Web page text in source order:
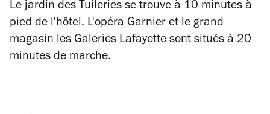
Le jardin des Tuileries se trouve à 10 minutes à
pied de l'hôtel. L'opéra Garnier et le grand
magasin les Galeries Lafayette sont situés à 20
minutes de marche.